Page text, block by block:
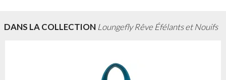
DANS LA COLLECTION Loungefly Rêve Éfélants et Nouifs